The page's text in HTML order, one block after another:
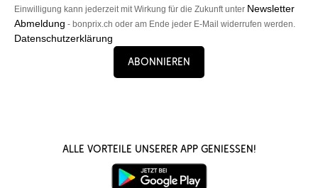
Einwilligung kann jederzeit mit Wirkung für die Zukunft unter Newsletter
Abmeldung - bonprix.ch oder am Ende jeder E-Mail widerrufen werden.
Datenschutzerklärung
Abonnieren
Alle Vorteile unserer App genießen!